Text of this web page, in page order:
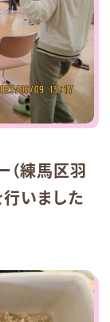
（練馬区羽
行いました